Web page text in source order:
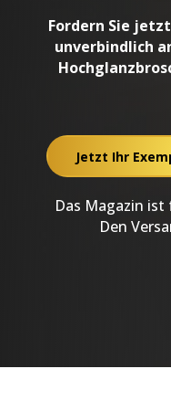
Fordern Sie
unverbindlich
Jetzt Ihr
Das Magazin ist
Den